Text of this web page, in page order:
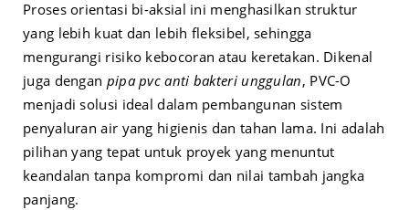
Proses orientasi bi-aksial ini menghasilkan struktur
yang lebih kuat dan lebih fleksibel, sehingga
mengurangi risiko kebocoran atau keretakan. Dikenal
juga dengan pipa pvc anti bakteri unggulan, PVC-O
menjadi solusi ideal dalam pembangunan sistem
penyaluran air yang higienis dan tahan lama. Ini adalah
pilihan yang tepat untuk proyek yang menuntut
keandalan tanpa kompromi dan nilai tambah jangka
panjang.